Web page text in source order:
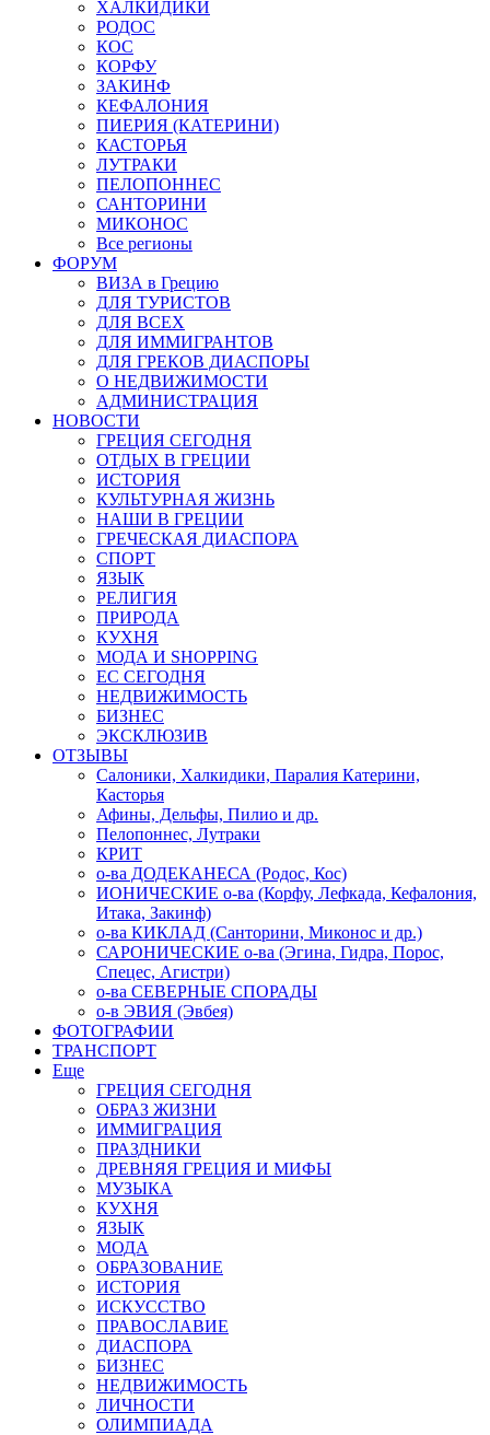
ХАЛКИДИКИ
РОДОС
КОС
КОРФУ
ЗАКИНФ
КЕФАЛОНИЯ
ПИЕРИЯ (КАТЕРИНИ)
КАСТОРЬЯ
ЛУТРАКИ
ПЕЛОПОННЕС
САНТОРИНИ
МИКОНОС
Все регионы
ФОРУМ
ВИЗА в Грецию
ДЛЯ ТУРИСТОВ
ДЛЯ ВСЕХ
ДЛЯ ИММИГРАНТОВ
ДЛЯ ГРЕКОВ ДИАСПОРЫ
О НЕДВИЖИМОСТИ
АДМИНИСТРАЦИЯ
НОВОСТИ
ГРЕЦИЯ СЕГОДНЯ
ОТДЫХ В ГРЕЦИИ
ИСТОРИЯ
КУЛЬТУРНАЯ ЖИЗНЬ
НАШИ В ГРЕЦИИ
ГРЕЧЕСКАЯ ДИАСПОРА
СПОРТ
ЯЗЫК
РЕЛИГИЯ
ПРИРОДА
КУХНЯ
МОДА И SHOPPING
ЕС СЕГОДНЯ
НЕДВИЖИМОСТЬ
БИЗНЕС
ЭКСКЛЮЗИВ
ОТЗЫВЫ
Салоники, Халкидики, Паралия Катерини,
Касторья
Афины, Дельфы, Пилио и др.
Пелопоннес, Лутраки
КРИТ
о-ва ДОДЕКАНЕСА (Родос, Кос)
ИОНИЧЕСКИЕ о-ва (Корфу, Лефкада, Кефалония,
Итака, Закинф)
о-ва КИКЛАД (Санторини, Миконос и др.)
САРОНИЧЕСКИЕ о-ва (Эгина, Гидра, Порос,
Спецес, Агистри)
о-ва СЕВЕРНЫЕ СПОРАДЫ
о-в ЭВИЯ (Эвбея)
ФОТОГРАФИИ
ТРАНСПОРТ
Еще
ГРЕЦИЯ СЕГОДНЯ
ОБРАЗ ЖИЗНИ
ИММИГРАЦИЯ
ПРАЗДНИКИ
ДРЕВНЯЯ ГРЕЦИЯ И МИФЫ
МУЗЫКА
КУХНЯ
ЯЗЫК
МОДА
ОБРАЗОВАНИЕ
ИСТОРИЯ
ИСКУССТВО
ПРАВОСЛАВИЕ
ДИАСПОРА
БИЗНЕС
НЕДВИЖИМОСТЬ
ЛИЧНОСТИ
ОЛИМПИАДА